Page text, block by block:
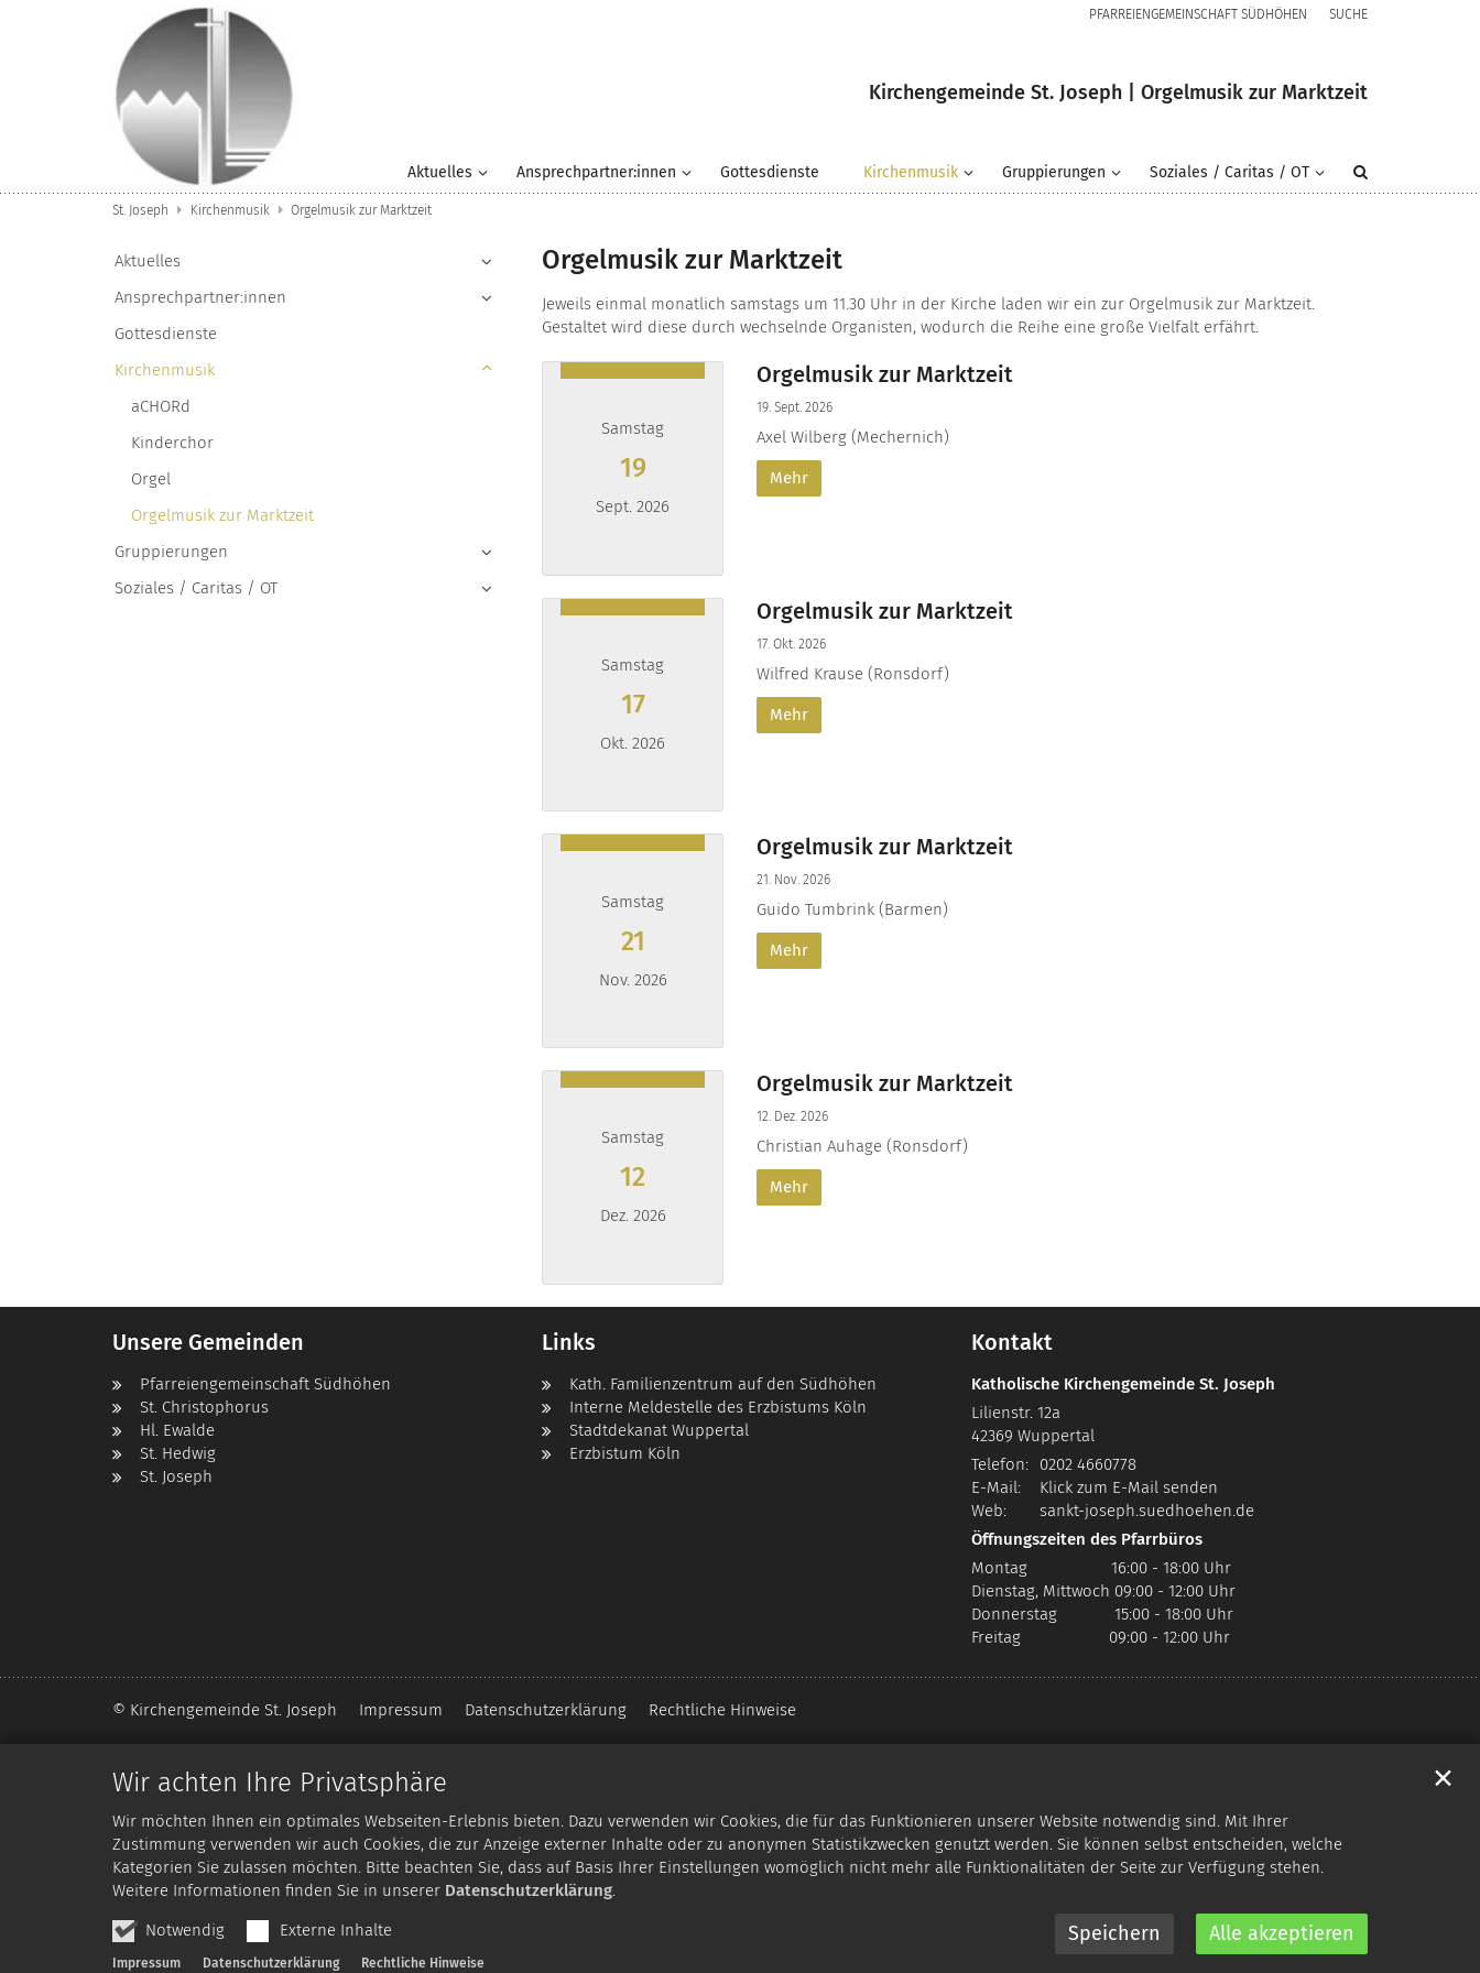
Wir achten Ihre Privatsphäre
Wir möchten Ihnen ein optimales Webseiten-Erlebnis bieten. Dazu verwenden wir Cookies, die für das Funktionieren unserer Website notwendig sind. Mit Ihrer
Zustimmung verwenden wir auch Cookies, die zur Anzeige externer Inhalte oder zu anonymen Statistikzwecken genutzt werden. Sie können selbst entscheiden, welche
Kategorien Sie zulassen möchten. Bitte beachten Sie, dass auf Basis Ihrer Einstellungen womöglich nicht mehr alle Funktionalitäten der Seite zur Verfügung stehen.
Weitere Informationen finden Sie in unserer Datenschutzerklärung.
Notwendig Externe Inhalte Speichern Alle akzeptieren
✕
Impressum Datenschutzerklärung Rechtliche Hinweise
PFARREIENGEMEINSCHAFT SÜDHÖHEN SUCHE
Kirchengemeinde St. Joseph | Orgelmusik zur Marktzeit
Aktuelles Ansprechpartner:innen Gottesdienste Kirchenmusik Gruppierungen Soziales / Caritas / OT
St. Joseph Kirchenmusik Orgelmusik zur Marktzeit
Orgelmusik zur Marktzeit
Jeweils einmal monatlich samstags um 11.30 Uhr in der Kirche laden wir ein zur Orgelmusik zur Marktzeit.
Gestaltet wird diese durch wechselnde Organisten, wodurch die Reihe eine große Vielfalt erfährt.
Samstag
19
Sept. 2026
Orgelmusik zur Marktzeit
19. Sept. 2026
Axel Wilberg (Mechernich)
Mehr
Samstag
17
Okt. 2026
Orgelmusik zur Marktzeit
17. Okt. 2026
Wilfred Krause (Ronsdorf)
Mehr
Samstag
21
Nov. 2026
Orgelmusik zur Marktzeit
21. Nov. 2026
Guido Tumbrink (Barmen)
Mehr
Samstag
12
Dez. 2026
Orgelmusik zur Marktzeit
12. Dez. 2026
Christian Auhage (Ronsdorf)
Mehr
Aktuelles
Ansprechpartner:innen
Gottesdienste
Kirchenmusik
aCHORd
Kinderchor
Orgel
Orgelmusik zur Marktzeit
Gruppierungen
Soziales / Caritas / OT
Unsere Gemeinden
Pfarreiengemeinschaft Südhöhen
St. Christophorus
Hl. Ewalde
St. Hedwig
St. Joseph
Links
Kath. Familienzentrum auf den Südhöhen
Interne Meldestelle des Erzbistums Köln
Stadtdekanat Wuppertal
Erzbistum Köln
Kontakt
Katholische Kirchengemeinde St. Joseph
Lilienstr. 12a
42369 Wuppertal
Telefon:
0202 4660778
E-Mail:
Klick zum E-Mail senden
Web:
sankt-joseph.suedhoehen.de
Öffnungszeiten des Pfarrbüros
Montag 16:00 - 18:00 Uhr
Dienstag, Mittwoch 09:00 - 12:00 Uhr
Donnerstag 15:00 - 18:00 Uhr
Freitag 09:00 - 12:00 Uhr
© Kirchengemeinde St. Joseph Impressum Datenschutzerklärung Rechtliche Hinweise